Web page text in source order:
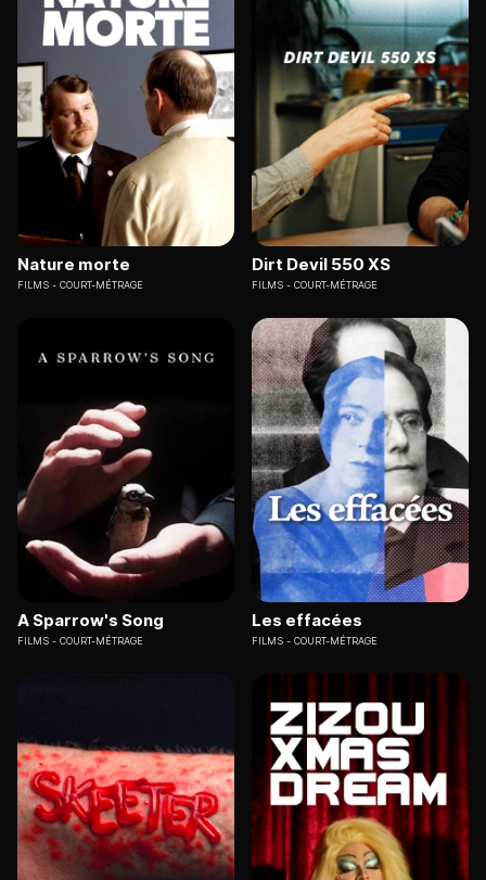
Nature morte
FILMS COURT-MÉTRAGE
Dirt Devil 550 XS
FILMS COURT-MÉTRAGE
A Sparrow's Song
FILMS COURT-MÉTRAGE
Les effacées
FILMS COURT-MÉTRAGE